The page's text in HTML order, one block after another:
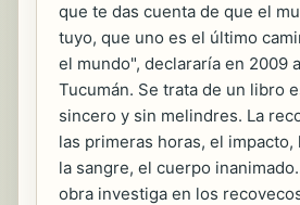
que te das cuenta de que el
tuyo, que uno es el último
el mundo", declararía en 2009
Tucumán. Se trata de un libro
sincero y sin melindres. La
las primeras horas, el impacto,
la sangre, el cuerpo
obra investiga en los